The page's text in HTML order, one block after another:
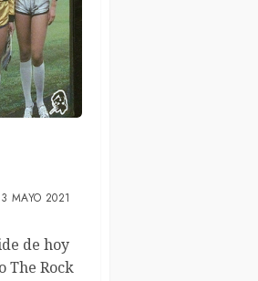
3 MAYO 2021
de hoy
The Rock